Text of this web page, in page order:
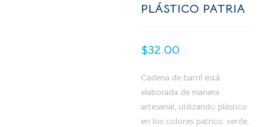
PLÁSTICO PATRIA
$32.00
Cadena de barril está
elaborada de manera
artesanal, utilizando plástico
en los colores patrios: verde,